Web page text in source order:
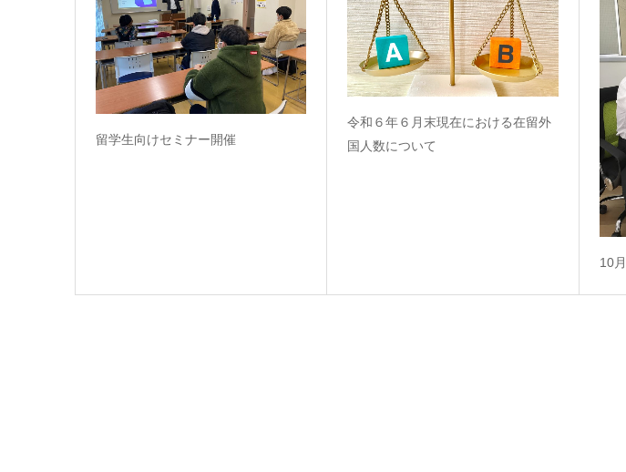
留学生向けセミナー開催
令和６年６月末現在における在留外
国人数について
10